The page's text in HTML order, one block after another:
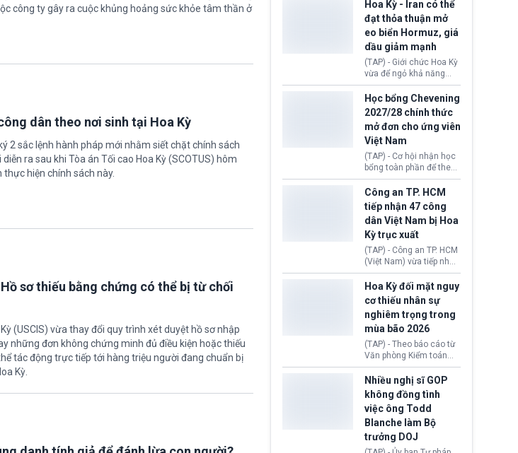
công ty gây ra cuộc khủng hoảng sức khỏe tâm thần ở
dân theo nơi sinh tại Hoa Kỳ
2 sắc lệnh hành pháp mới nhằm siết chặt chính sách
ra sau khi Tòa án Tối cao Hoa Kỳ (SCOTUS) hôm
hiện chính sách này.
sơ thiếu bằng chứng có thể bị từ chối
(USCIS) vừa thay đổi quy trình xét duyệt hồ sơ nhập
những đơn không chứng minh đủ điều kiện hoặc thiếu
tác động trực tiếp tới hàng triệu người đang chuẩn bị
Kỳ.
Định cư EU (EU
Settlement Scheme -
EUSS) sau khi xác định
có trường hợp được cấp
quy chế cư trú hậu
Brexit “do nhầm lẫn”.
Động thái này làm dấy
lên lo ngại về việc thực
thi Thỏa thuận Rút khỏi
Liên minh châu Âu
(Withdrawal
Agreement).
Hoa Kỳ - Iran có thể
đạt thỏa thuận mở
eo biển Hormuz, giá
dầu giảm mạnh
(TAP) - Giới chức Hoa Kỳ
vừa để ngỏ khả năng
sớm đạt thỏa thuận với
Iran nhằm mở lại eo biển
Hormuz, mở đường cho
việc khôi phục hoạt
động hàng hải. Những
tín hiệu ngoại giao tích
cực này lập tức tác động
đến thị trường năng
lượng, kéo giá dầu thế
giới lùi sâu xuống dưới
mức 80 USD/thùng.
Học bổng Chevening
2027/28 chính thức
mở đơn cho ứng viên
Việt Nam
(TAP) - Cơ hội nhận học
bổng toàn phần để theo
học chương trình thạc sĩ
tại Vương quốc Anh đã
chính thức quay trở lại.
Học bổng Chevening
2027/28 của Chính phủ
Anh vừa mở cổng ứng
tuyển dành riêng ứng
viên Việt Nam, hỗ trợ
toàn bộ chi phí học tập
cùng nhiều quyền lợi
trong suốt một năm
học.
Công an TP. HCM
tiếp nhận 47 công
dân Việt Nam bị Hoa
Kỳ trục xuất
(TAP) - Công an TP. HCM
(Việt Nam) vừa tiếp nhận
47 công dân Việt Nam bị
Hoa Kỳ trục xuất về
nước. Đây là đợt có số
lượng lớn nhất từ đầu
năm 2026 đến nay, phản
ánh xu hướng gia tăng
các trường hợp trục
xuất.
Hoa Kỳ đối mặt nguy
cơ thiếu nhân sự
nghiêm trọng trong
mùa bão 2026
(TAP) - Theo báo cáo từ
Văn phòng Kiểm toán
Chính phủ (GAO), Cơ
quan Quản lý Khẩn cấp
Liên bang (FEMA) thuộc
Bộ An ninh Nội địa Hoa
Kỳ (DHS) đang đối mặt
nguy cơ thiếu hụt lực
lượng trầm trọng. Điều
này cần được đặc biệt
Nhiều nghị sĩ GOP
không đồng tình
việc ông Todd
Blanche làm Bộ
trưởng DOJ